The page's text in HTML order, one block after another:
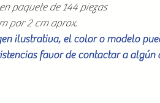
paquete de 144 piezas
por 2 cm aprox.
ilustrativa, el color o modelo
favor de contactar a algún